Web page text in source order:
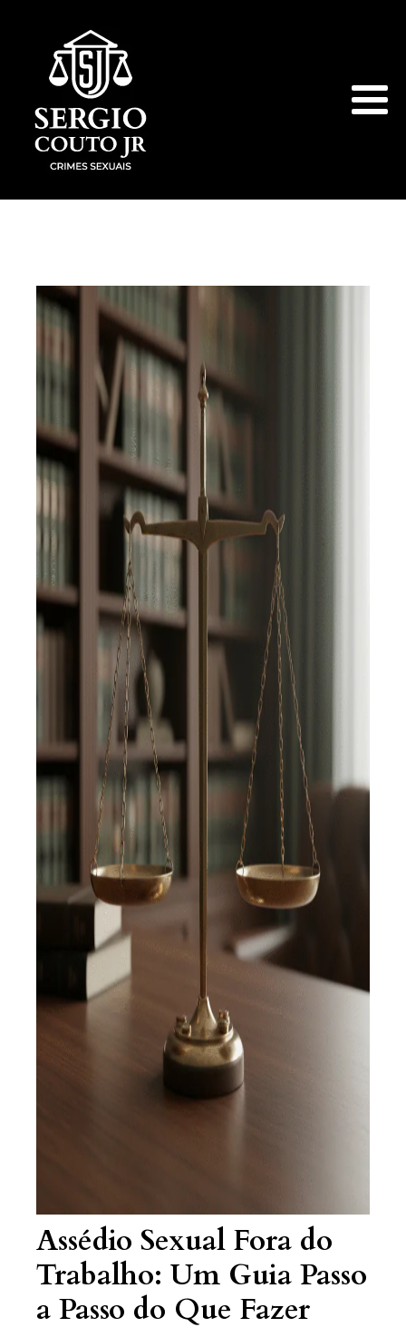
Assédio Sexual Fora do
Trabalho: Um Guia Passo
a Passo do Que Fazer